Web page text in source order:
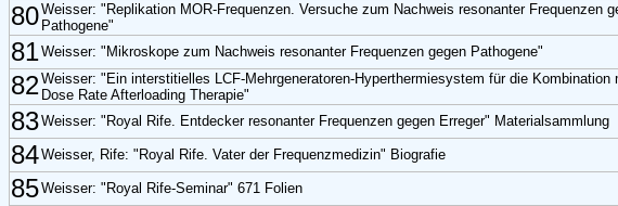
80Weisser: "Replikation MOR-Frequenzen. Versuche zum Nachweis resonanter Frequenzen
Pathogene"
81Weisser: "Mikroskope zum Nachweis resonanter Frequenzen gegen Pathogene"
82Weisser: "Ein interstitielles LCF-Mehrgeneratoren-Hyperthermiesystem für die Kombination
Dose Rate Afterloading Therapie"
83Weisser: "Royal Rife. Entdecker resonanter Frequenzen gegen Erreger" Materialsammlung
84Weisser, Rife: "Royal Rife. Vater der Frequenzmedizin" Biografie
85Weisser: "Royal Rife-Seminar" 671 Folien